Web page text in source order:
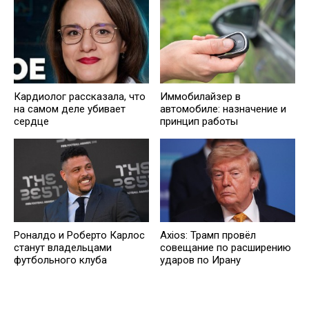
Кардиолог рассказала, что
на самом деле убивает
сердце
Иммобилайзер в
автомобиле: назначение и
принцип работы
Роналдо и Роберто Карлос
станут владельцами
футбольного клуба
Axios: Трамп провёл
совещание по расширению
ударов по Ирану